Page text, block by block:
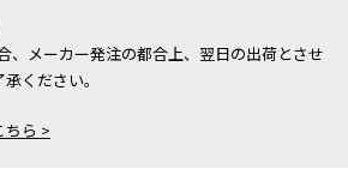
、メーカー発注の都合上、翌日の出荷とさせ
ください。
ちら >